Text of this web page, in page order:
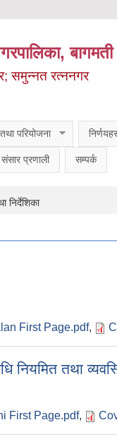
समुन्नत रत्ननगर
परियोजना
प्रणाली सम्पर्क
First Page.pdf,
नियमित तथा
First Page.pdf,